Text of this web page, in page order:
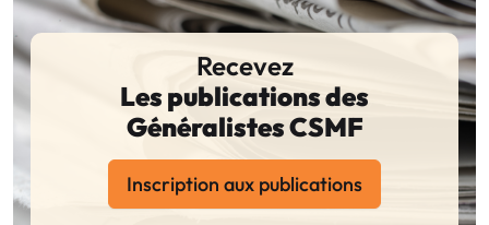
Recevez
Les publications des
Généralistes CSMF
Inscription aux publications